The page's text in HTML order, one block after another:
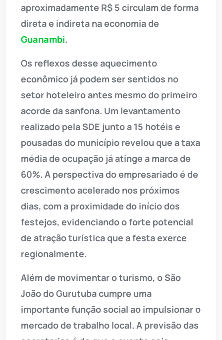
aproximadamente R$ 5 circulam de forma
direta e indireta na economia de
Guanambi.
Os reflexos desse aquecimento
econômico já podem ser sentidos no
setor hoteleiro antes mesmo do primeiro
acorde da sanfona. Um levantamento
realizado pela SDE junto a 15 hotéis e
pousadas do município revelou que a taxa
média de ocupação já atinge a marca de
60%. A perspectiva do empresariado é de
crescimento acelerado nos próximos
dias, com a proximidade do início dos
festejos, evidenciando o forte potencial
de atração turística que a festa exerce
regionalmente.
Além de movimentar o turismo, o São
João do Gurutuba cumpre uma
importante função social ao impulsionar o
mercado de trabalho local. A previsão das